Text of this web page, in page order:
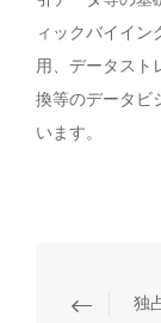
ィックバイイン
用、データスト
換等のデータビ
います。
独